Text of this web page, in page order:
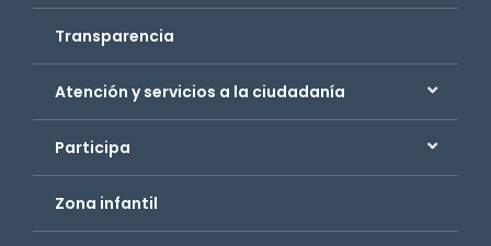
Transparencia
Atención y servicios a la ciudadanía
Participa
Zona infantil